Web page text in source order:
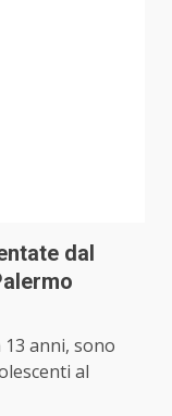
dal
anni, sono
al